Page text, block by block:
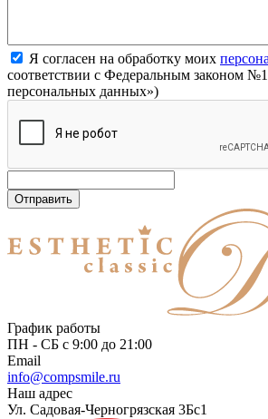
Я согласен на обработку моих
соответствии с Федеральным законом
персональных данных»)
Отправить
График работы
ПН - СБ с 9:00 до 21:00
Email
info@compsmile.ru
Наш адрес
Ул. Садовая-Черногрязская 3Бс1